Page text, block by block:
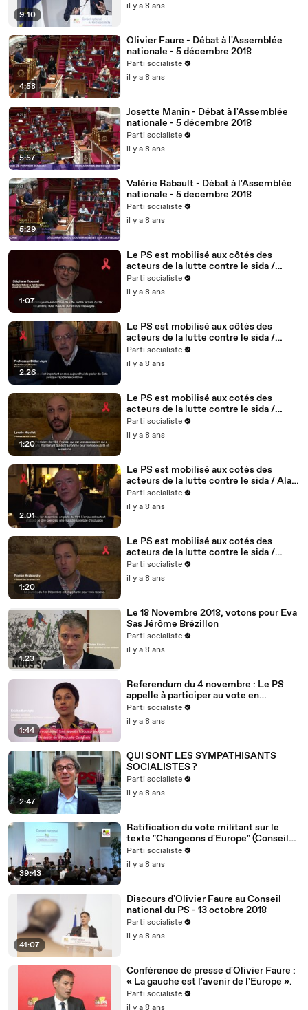
9:10
il y a 8 ans
4:58
Olivier Faure - Débat à l'Assemblée
nationale - 5 décembre 2018
Parti socialiste
il y a 8 ans
5:57
Josette Manin - Débat à l'Assemblée
nationale - 5 décembre 2018
Parti socialiste
il y a 8 ans
5:29
Valérie Rabault - Débat à l'Assemblée
nationale - 5 decembre 2018
Parti socialiste
il y a 8 ans
1:07
Le PS est mobilisé aux côtés des
acteurs de la lutte contre le sida /
Stéphane Troussel - 2/5
Parti socialiste
il y a 8 ans
2:26
Le PS est mobilisé aux côtés des
acteurs de la lutte contre le sida /
Didier Jayle, médecin, fondateur du
site vih.org - 1/5
Parti socialiste
il y a 8 ans
1:20
Le PS est mobilisé aux cotés des
acteurs de la lutte contre le sida /
Lennie Nicollet, président de HES -
5/5
Parti socialiste
il y a 8 ans
2:01
Le PS est mobilisé aux cotés des
acteurs de la lutte contre le sida / Alain
BONNINEAU, président de AIDES IDF /
4/5
Parti socialiste
il y a 8 ans
1:20
Le PS est mobilisé aux cotés des
acteurs de la lutte contre le sida /
Roman Krakovsky, président de
Séropotes - 3/5
Parti socialiste
il y a 8 ans
1:23
Le 18 Novembre 2018, votons pour Eva
Sas Jérôme Brézillon
Parti socialiste
il y a 8 ans
1:44
Referendum du 4 novembre : Le PS
appelle à participer au vote en
Nouvelle-Calédonie
Parti socialiste
il y a 8 ans
2:47
QUI SONT LES SYMPATHISANTS
SOCIALISTES ?
Parti socialiste
il y a 8 ans
39:43
Ratification du vote militant sur le
texte "Changeons d'Europe" (Conseil
national du 13/10/2018)
Parti socialiste
il y a 8 ans
41:07
Discours d'Olivier Faure au Conseil
national du PS - 13 octobre 2018
Parti socialiste
il y a 8 ans
Conférence de presse d'Olivier Faure :
« La gauche est l'avenir de l'Europe ».
Parti socialiste